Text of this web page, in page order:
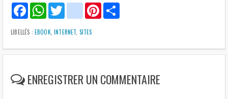
F
a
c
e
o
o
W
h
a
t
A
p
T
t
e
r
g
m
a
i
P
i
n
r
e
LIBELLÉS : EBOOK,INTERNET, SITES
ENREGISTRER UN COMMENTAIRE